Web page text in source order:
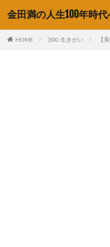
金田満の人生100年時代
HOME 300. 生きがい 【